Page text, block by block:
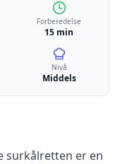
Forberedelse
15 min
Nivå
Middels
surkålretten er en